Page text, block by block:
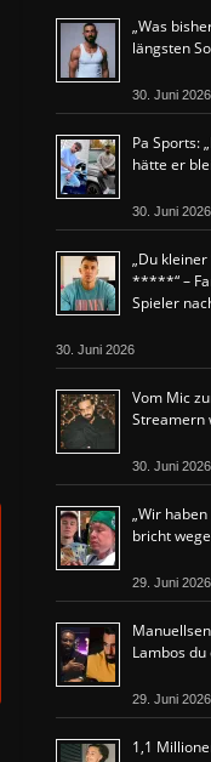
„Was
längsten
30. Juni 2026
Pa Sports:
hätte er
30. Juni 2026
„Du
*****“ –
Spieler
30. Juni 2026
Vom Mic
Streamern
30. Juni 2026
„Wir
bricht
29. Juni 2026
Lambos
29. Juni 2026
1,1